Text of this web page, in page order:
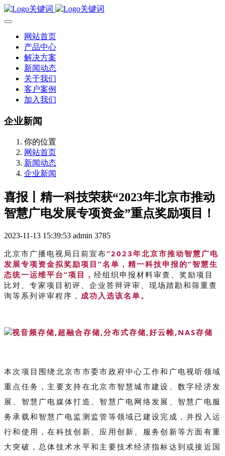
网站首页
产品中心
解决方案
新闻动态
关于我们
客户案例
加入我们
企业新闻
你的位置
网站首页
新闻动态
企业新闻
喜报丨精一科技荣获“2023年北京市推动
智慧广电发展专项资金”重点奖励项目！
2023-11-13 15:39:53 admin 3785
北京市广播电视局日前宣布“2023年北京市推动智慧广电
发展专项资金拟奖励项目”名单， 精一科技申报的“智慧生
态统一运维平台”项目， 经组织申报材料审查、奖励项目
比对、专家项目初评、企业答辩评审、现场踏勘和筛重查
询等系列评审程序， 成功入选该名单。
本次项目围绕北京市市委市政府中心工作和广电视听领域
重点任务，主要支持在北京市智慧城市建设、数字经济发
展、智慧广电媒体打造、智慧广电网络发展、智慧广电服
务承载和智慧广电监测监管等领域已建设完成，并投入运
行和使用，在科技创新、应用创新、服务创新等方面有重
大突破，总体技术水平和主要技术经济指标达到或接近国